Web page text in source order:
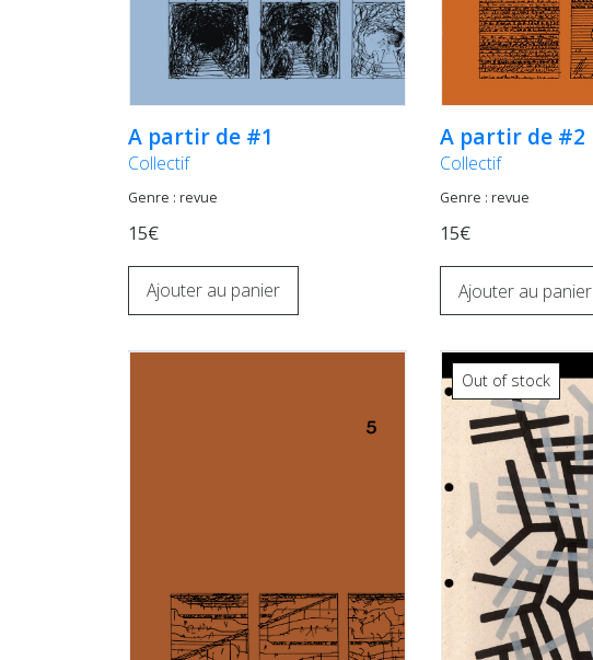
A partir de #1
Collectif
Genre : revue
15€
Ajouter au panier
A partir de #2
Collectif
Genre : revue
15€
Ajouter au panier
Out of stock